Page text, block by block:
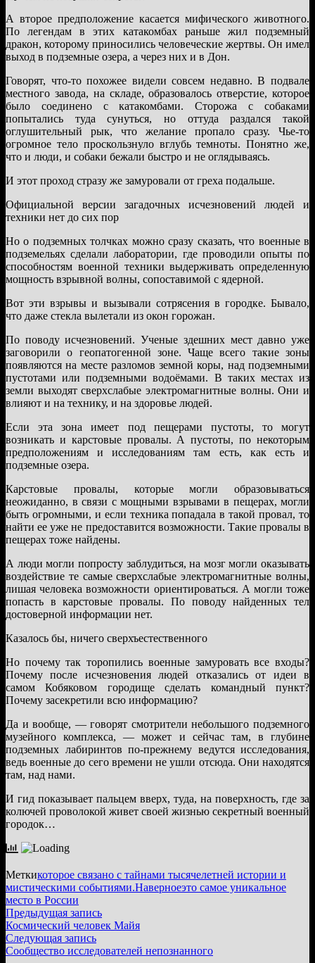
А второе предположение касается мифического животного.
По легендам в этих катакомбах раньше жил подземный
дракон, которому приносились человеческие жертвы. Он имел
выход в подземные озера, а через них и в Дон.
Говорят, что-то похожее видели совсем недавно. В подвале
местного завода, на складе, образовалось отверстие, которое
было соединено с катакомбами. Сторожа с собаками
попытались туда сунуться, но оттуда раздался такой
оглушительный рык, что желание пропало сразу. Чье-то
огромное тело проскользнуло вглубь темноты. Понятно же,
что и люди, и собаки бежали быстро и не оглядываясь.
И этот проход стразу же замуровали от греха подальше.
Официальной версии загадочных исчезновений людей и
техники нет до сих пор
Но о подземных толчках можно сразу сказать, что военные в
подземельях сделали лаборатории, где проводили опыты по
способностям военной техники выдерживать определенную
мощность взрывной волны, сопоставимой с ядерной.
Вот эти взрывы и вызывали сотрясения в городке. Бывало,
что даже стекла вылетали из окон горожан.
По поводу исчезновений. Ученые здешних мест давно уже
заговорили о геопатогенной зоне. Чаще всего такие зоны
появляются на месте разломов земной коры, над подземными
пустотами или подземными водоёмами. В таких местах из
земли выходят сверхслабые электромагнитные волны. Они и
влияют и на технику, и на здоровье людей.
Если эта зона имеет под пещерами пустоты, то могут
возникать и карстовые провалы. А пустоты, по некоторым
предположениям и исследованиям там есть, как есть и
подземные озера.
Карстовые провалы, которые могли образовываться
неожиданно, в связи с мощными взрывами в пещерах, могли
быть огромными, и если техника попадала в такой провал, то
найти ее уже не предоставится возможности. Такие провалы в
пещерах тоже найдены.
А люди могли попросту заблудиться, на мозг могли оказывать
воздействие те самые сверхслабые электромагнитные волны,
лишая человека возможности ориентироваться. А могли тоже
попасть в карстовые провалы. По поводу найденных тел
достоверной информации нет.
Казалось бы, ничего сверхъестественного
Но почему так торопились военные замуровать все входы?
Почему после исчезновения людей отказались от идеи в
самом Кобяковом городище сделать командный пункт?
Почему засекретили всю информацию?
Да и вообще, — говорят смотрители небольшого подземного
музейного комплекса, — может и сейчас там, в глубине
подземных лабиринтов по-прежнему ведутся исследования,
ведь военные до сего времени не ушли отсюда. Они находятся
там, над нами.
И гид показывает пальцем вверх, туда, на поверхность, где за
колючей проволокой живет своей жизнью секретный военный
городок…
Меткикоторое связано с тайнами тысячелетней истории и
мистическими событиями.Наверноеэто самое уникальное
место в России
Навигация
по
записям
Предыдущая записьПредыдущая
запись:
Космический человек Майя
Следующая записьСледующая
запись:
Сообщество исследователей непознанного